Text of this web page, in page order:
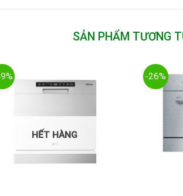
SẢN PHẨM TƯƠNG
HẾT HÀNG
-26%